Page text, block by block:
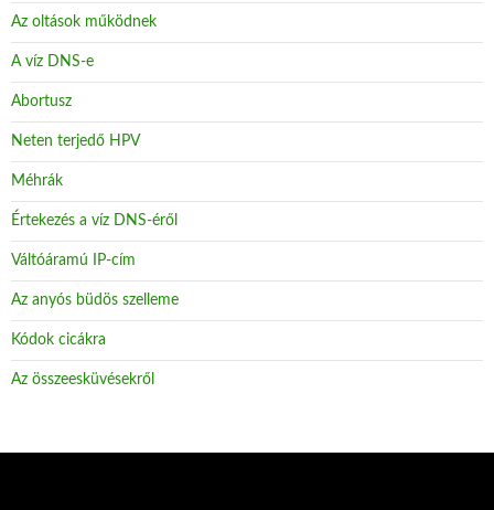
Az oltások működnek
A víz DNS-e
Abortusz
Neten terjedő HPV
Méhrák
Értekezés a víz DNS-éről
Váltóáramú IP-cím
Az anyós büdös szelleme
Kódok cicákra
Az összeesküvésekről